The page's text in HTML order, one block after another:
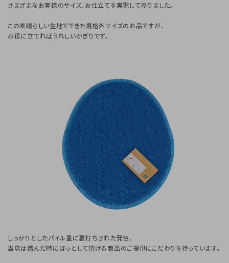
さまざまなお客様のサイズ、お仕立てを実現して参りました。
この素晴らしい生地でできた規格外サイズのお品ですが、
お役に立てればうれしいかぎりです。
しっかりとしたパイル量に裏打ちされた発色、
当店は踏んだ時にほっとして頂ける商品のご提供にこだわりを持っています。